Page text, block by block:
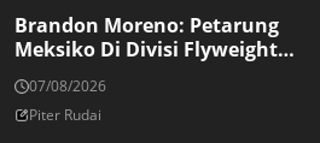
Brandon Moreno: Petarung
Meksiko Di Divisi Flyweight
UFC07/08/2026
Piter Rudai